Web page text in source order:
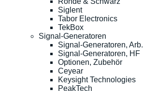
Siglent
Tabor Electronics
TekBox
Signal-Generatoren
Signal-Generatoren, Arb.
Signal-Generatoren, HF
Optionen, Zubehör
Ceyear
Keysight Technologies
PeakTech